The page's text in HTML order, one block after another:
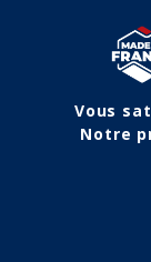
Vous
Notre